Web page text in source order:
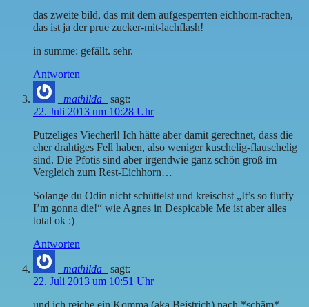
das zweite bild, das mit dem aufgesperrten eichhorn-rachen,
das ist ja der prue zucker-mit-lachflash!
in summe: gefällt. sehr.
Antworten
_mathilda_
sagt:
22. Juli 2013 um 10:28 Uhr
Putzeliges Viecherl! Ich hätte aber damit gerechnet, dass die
eher drahtiges Fell haben, also weniger kuschelig-flauschelig
sind. Die Pfotis sind aber irgendwie ganz schön groß im
Vergleich zum Rest-Eichhorn…
Solange du Odin nicht schüttelst und kreischst „It’s so fluffy
I’m gonna die!“ wie Agnes in Despicable Me ist aber alles
total ok :)
Antworten
_mathilda_
sagt:
22. Juli 2013 um 10:51 Uhr
und ich reiche ein Komma (aka Beistrich) nach *schäm*